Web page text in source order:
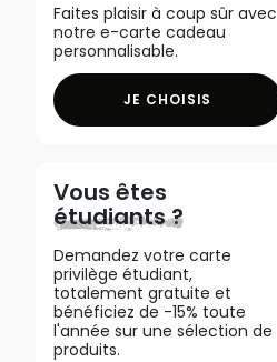
Faites plaisir à coup sûr avec
notre e-carte cadeau
personnalisable.
JE CHOISIS
Vous êtes
étudiants ?
Demandez votre carte
privilège étudiant,
totalement gratuite et
bénéficiez de -15% toute
l'année sur une sélection de
produits.